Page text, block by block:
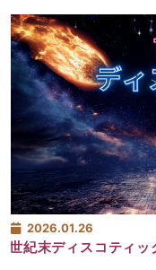
2026.01.26
世紀末ディスコティ